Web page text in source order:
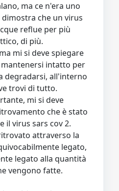
ma ce n'era uno
che un virus
reflue per più
di più.
mi si deve spiegare
intatto per
degradarsi, all'interno
trovi di tutto.
mi si deve
che è stato
il virus sars cov 2.
attraverso la
legato,
legato alla quantità
vengono fatte.